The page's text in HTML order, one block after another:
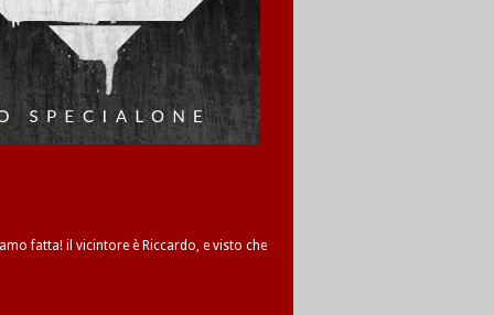
fatta! il vicintore è Riccardo, e visto che